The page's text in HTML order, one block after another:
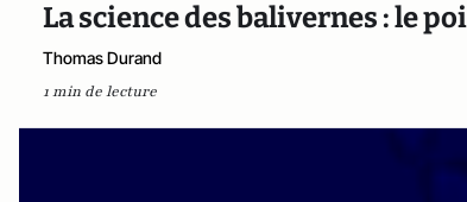
La science des balivernes : le
Thomas Durand
1 min de lecture